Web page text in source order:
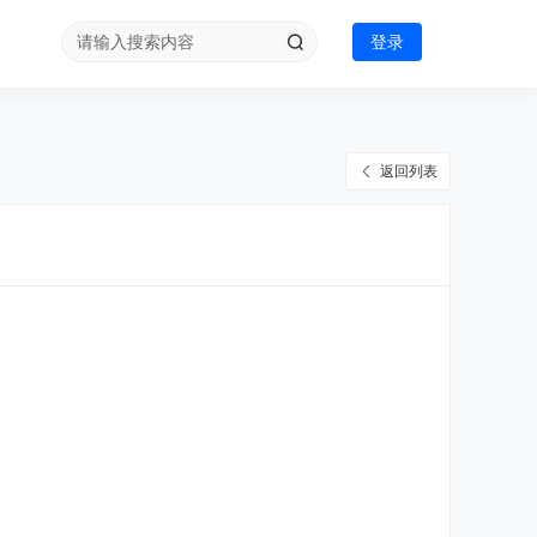
登录
返回列表